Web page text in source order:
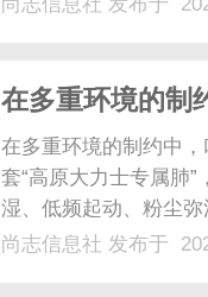
在多重环境的制
在多重环境的制约中
套“高原大力士专属肺
湿、低频起动、粉尘
上激磁涌流抑制柜抑
尚志信息社 发布于